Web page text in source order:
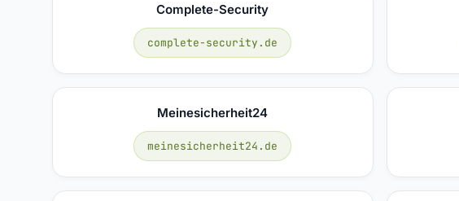
Complete-Security
complete-security.de
Meinesicherheit24
meinesicherheit24.de